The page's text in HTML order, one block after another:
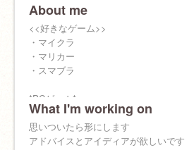
About me
<<好きなゲーム>>
・マイクラ
・マリカー
・スマブラ
*PCゲーム*
・ストライクフォースヒーローズ
・gats.io
・diep.io
What I'm working on
思いついたら形にします
アドバイスとアイディアが欲しいです